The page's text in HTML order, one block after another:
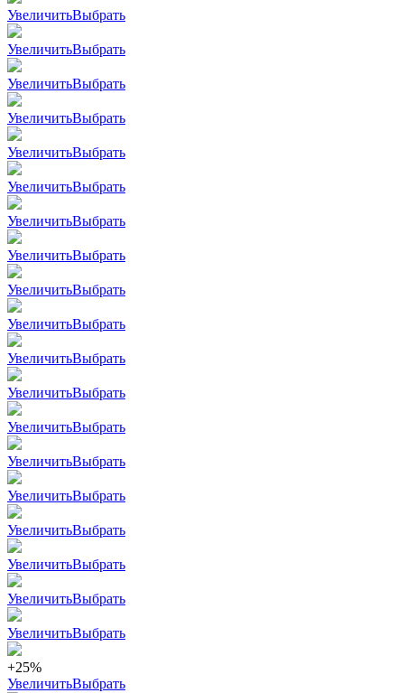
УвеличитьВыбрать
УвеличитьВыбрать
УвеличитьВыбрать
УвеличитьВыбрать
УвеличитьВыбрать
УвеличитьВыбрать
УвеличитьВыбрать
УвеличитьВыбрать
УвеличитьВыбрать
УвеличитьВыбрать
УвеличитьВыбрать
УвеличитьВыбрать
УвеличитьВыбрать
УвеличитьВыбрать
УвеличитьВыбрать
УвеличитьВыбрать
УвеличитьВыбрать
УвеличитьВыбрать
УвеличитьВыбрать
+25%
УвеличитьВыбрать